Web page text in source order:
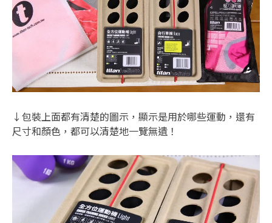
↓包裝上面都有清楚的圖示，顯示是用於哪些運動，還有
尺寸和顏色，都可以清楚地一覽無遺！